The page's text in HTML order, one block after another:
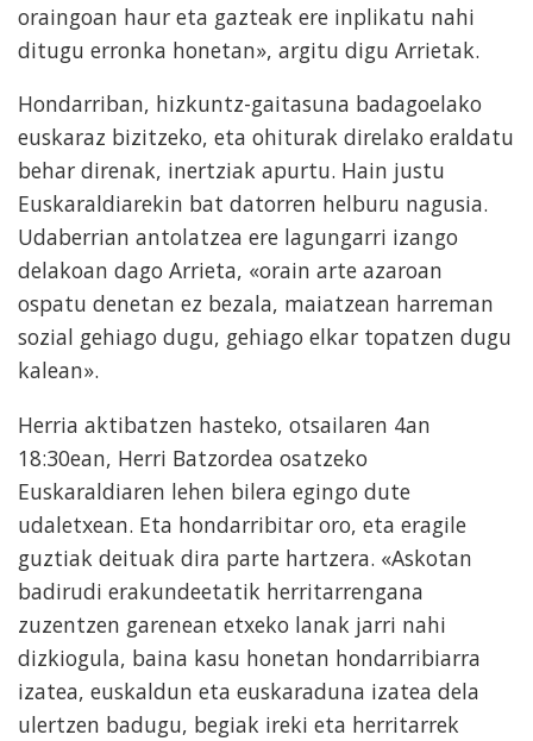
oraingoan haur eta gazteak ere inplikatu nahi
ditugu erronka honetan», argitu digu Arrietak.
Hondarriban, hizkuntz-gaitasuna badagoelako
euskaraz bizitzeko, eta ohiturak direlako eraldatu
behar direnak, inertziak apurtu. Hain justu
Euskaraldiarekin bat datorren helburu nagusia.
Udaberrian antolatzea ere lagungarri izango
delakoan dago Arrieta, «orain arte azaroan
ospatu denetan ez bezala, maiatzean harreman
sozial gehiago dugu, gehiago elkar topatzen dugu
kalean».
Herria aktibatzen hasteko, otsailaren 4an
18:30ean, Herri Batzordea osatzeko
Euskaraldiaren lehen bilera egingo dute
udaletxean. Eta hondarribitar oro, eta eragile
guztiak deituak dira parte hartzera. «Askotan
badirudi erakundeetatik herritarrengana
zuzentzen garenean etxeko lanak jarri nahi
dizkiogula, baina kasu honetan hondarribiarra
izatea, euskaldun eta euskaraduna izatea dela
ulertzen badugu, begiak ireki eta herritarrek